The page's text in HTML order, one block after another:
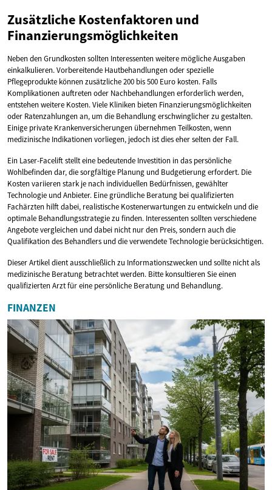
Zusätzliche Kostenfaktoren und
Finanzierungsmöglichkeiten
Neben den Grundkosten sollten Interessenten weitere mögliche Ausgaben
einkalkulieren. Vorbereitende Hautbehandlungen oder spezielle
Pflegeprodukte können zusätzliche 200 bis 500 Euro kosten. Falls
Komplikationen auftreten oder Nachbehandlungen erforderlich werden,
entstehen weitere Kosten. Viele Kliniken bieten Finanzierungsmöglichkeiten
oder Ratenzahlungen an, um die Behandlung erschwinglicher zu gestalten.
Einige private Krankenversicherungen übernehmen Teilkosten, wenn
medizinische Indikationen vorliegen, jedoch ist dies eher selten der Fall.
Ein Laser-Facelift stellt eine bedeutende Investition in das persönliche
Wohlbefinden dar, die sorgfältige Planung und Budgetierung erfordert. Die
Kosten variieren stark je nach individuellen Bedürfnissen, gewählter
Technologie und Anbieter. Eine gründliche Beratung bei qualifizierten
Fachärzten hilft dabei, realistische Kostenerwartungen zu entwickeln und die
optimale Behandlungsstrategie zu finden. Interessenten sollten verschiedene
Angebote vergleichen und dabei nicht nur den Preis, sondern auch die
Qualifikation des Behandlers und die verwendete Technologie berücksichtigen.
Dieser Artikel dient ausschließlich zu Informationszwecken und sollte nicht als
medizinische Beratung betrachtet werden. Bitte konsultieren Sie einen
qualifizierten Arzt für eine persönliche Beratung und Behandlung.
FINANZEN